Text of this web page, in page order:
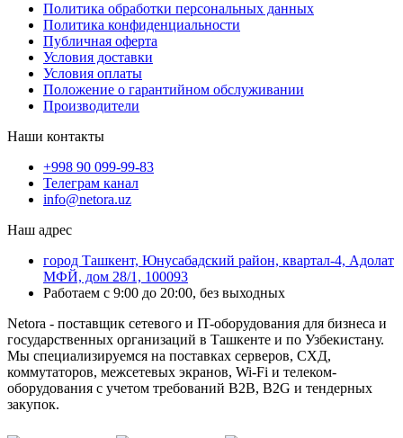
Политика обработки персональных данных
Политика конфиденциальности
Публичная оферта
Условия доставки
Условия оплаты
Положение о гарантийном обслуживании
Производители
Наши контакты
+998 90 099-99-83
Телеграм канал
info@netora.uz
Наш адрес
город Ташкент, Юнусабадский район, квартал-4, Адолат
МФЙ, дом 28/1, 100093
Работаем с 9:00 до 20:00, без выходных
Netora - поставщик сетевого и IT-оборудования для бизнеса и
государственных организаций в Ташкенте и по Узбекистану.
Мы специализируемся на поставках серверов, СХД,
коммутаторов, межсетевых экранов, Wi-Fi и телеком-
оборудования с учетом требований B2B, B2G и тендерных
закупок.